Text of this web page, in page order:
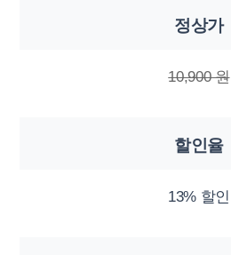
정상가
10,900 원
할인율
13% 할인